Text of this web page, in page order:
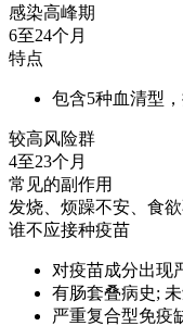
感染高峰期
6至24个月
特点
包含5种血清型
较高风险群
4至23个月
常见的副作用
发烧、烦躁不安、食
谁不应接种疫苗
对疫苗成分出现
有肠套叠病史;
严重复合型免疫